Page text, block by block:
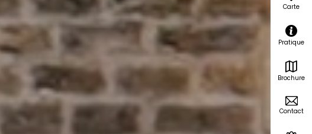
Carte
Pratique
Brochure
Contact